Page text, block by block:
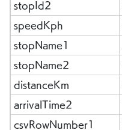
stopId2
speedKph
stopName1
stopName2
distanceKm
arrivalTime2
csvRowNumber1